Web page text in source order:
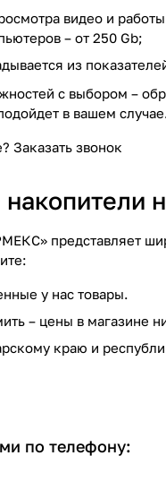
видео и
– от 250 Gb;
из
с выбором –
в вашем
Заказать звонок
представляет
у нас товары.
– цены в магазине
краю и
по телефону: